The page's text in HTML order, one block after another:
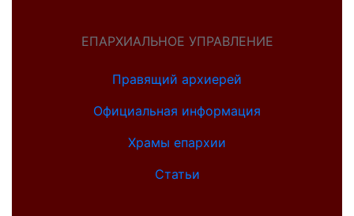
ЕПАРХИАЛЬНОЕ УПРАВЛЕНИЕ
Правящий архиерей
Официальная информация
Храмы епархии
Статьи